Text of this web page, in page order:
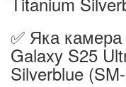
✅ Яка
Galaxy S25
Silverblue